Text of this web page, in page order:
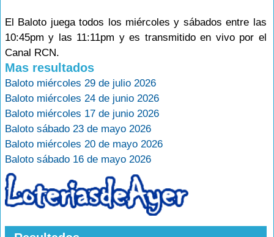
El Baloto juega todos los miércoles y sábados entre las
10:45pm y las 11:11pm y es transmitido en vivo por el
Canal RCN.
Mas resultados
Baloto miércoles 29 de julio 2026
Baloto miércoles 24 de junio 2026
Baloto miércoles 17 de junio 2026
Baloto sábado 23 de mayo 2026
Baloto miércoles 20 de mayo 2026
Baloto sábado 16 de mayo 2026